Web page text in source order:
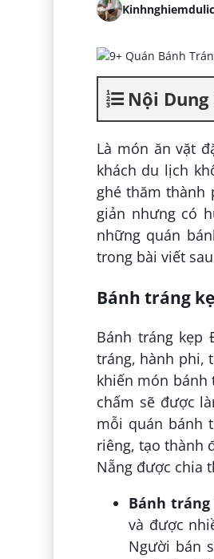
Nội
Là món ăn vặt
khách du lịch
ghé thăm thành
giản nhưng có
những quán
trong bài viết
Bánh tráng
Bánh tráng kẹp
tráng, hành phi,
khiến món bánh
chấm sẽ được
mỗi quán bánh
riêng, tạo thành
Nẵng được chia
Bánh
và được
Người bán